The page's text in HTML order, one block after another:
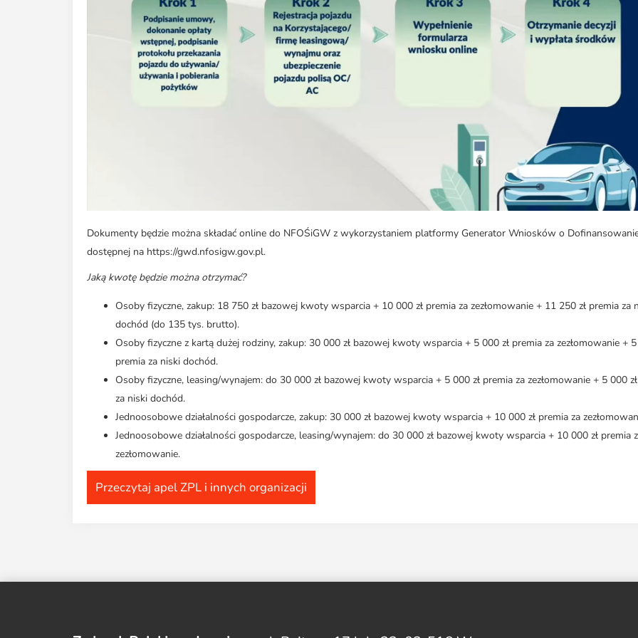
Dokumenty będzie można składać online do NFOŚiGW z wykorzystaniem platformy Generator Wniosków o
dostępnej na https://gwd.nfosigw.gov.pl.
Jaką kwotę będzie można otrzymać?
Osoby fizyczne, zakup: 18 750 zł bazowej kwoty wsparcia + 10 000 zł premia za zezłomowanie + 11 250 zł premia za
dochód (do 135 tys. brutto).
Osoby fizyczne z kartą dużej rodziny, zakup: 30 000 zł bazowej kwoty wsparcia + 5 000 zł premia za zezłomowanie + 5
premia za niski dochód.
Osoby fizyczne, leasing/wynajem: do 30 000 zł bazowej kwoty wsparcia + 5 000 zł premia za zezłomowanie + 5 000
za niski dochód.
Jednoosobowe działalności gospodarcze, zakup: 30 000 zł bazowej kwoty wsparcia + 10 000 zł premia za
Jednoosobowe działalności gospodarcze, leasing/wynajem: do 30 000 zł bazowej kwoty wsparcia + 10 000 zł premia
zezłomowanie.
Przeczytaj apel ZPL i innych organizacji